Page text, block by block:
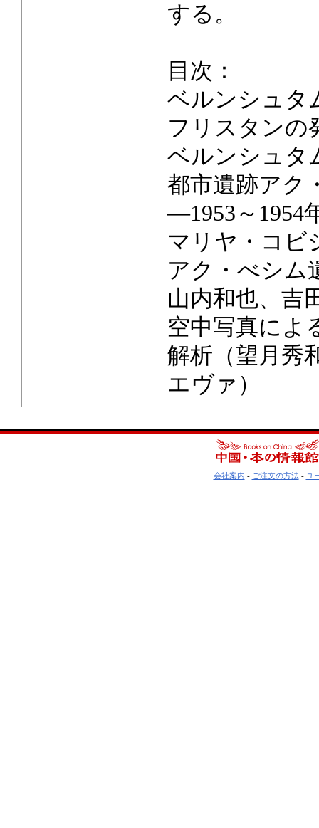
する。
目次：
ベルンシュタ
フリスタンの
ベルンシュタ
都市遺跡アク
―1953～
マリヤ・コビ
アク・べシ
山内和也、吉
空中写真によ
解析（望月秀
エヴァ）
会社案内 - ご注文の方法- ユ